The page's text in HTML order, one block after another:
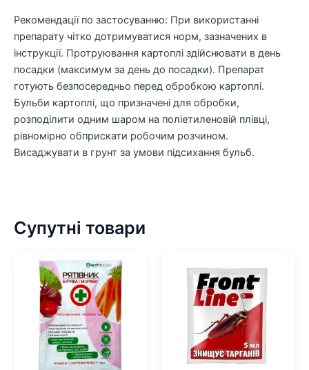
Рекомендації по застосуванню: При використанні
препарату чітко дотримуватися норм, зазначених в
інструкції. Протруювання картоплі здійснювати в день
посадки (максимум за день до посадки). Препарат
готують безпосередньо перед обробкою картоплі.
Бульби картоплі, що призначені для обробки,
розподілити одним шаром на поліетиленовій плівці,
рівномірно обприскати робочим розчином.
Висаджувати в грунт за умови підсихання бульб.
Супутні товари